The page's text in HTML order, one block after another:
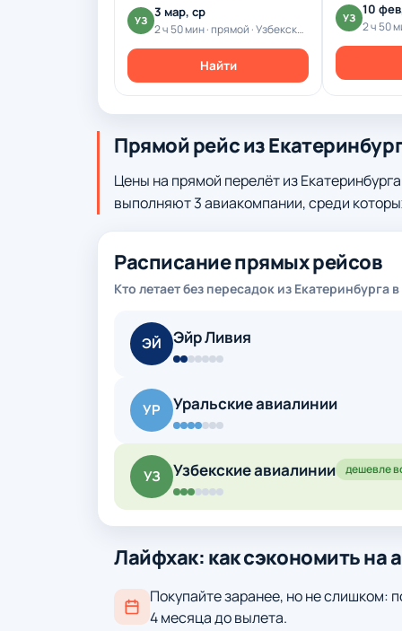
УЗ
3 мар, ср
2 ч 50 мин · прямой · Узбекские авиалинии
Найти
УЗ
10
Прямой рейс из
Цены на прямой перелёт из
выполняют 3 авиакомпании, среди
Расписание прямых рейсов
Кто летает без пересадок из Екатеринбурга
ЭЙ Эйр Ливия
УР Уральские авиалинии
УЗ Узбекские авиалинии дешевле
Лайфхак: как сэкономить на
Покупайте заранее, но не слишком:
4 месяца до вылета.